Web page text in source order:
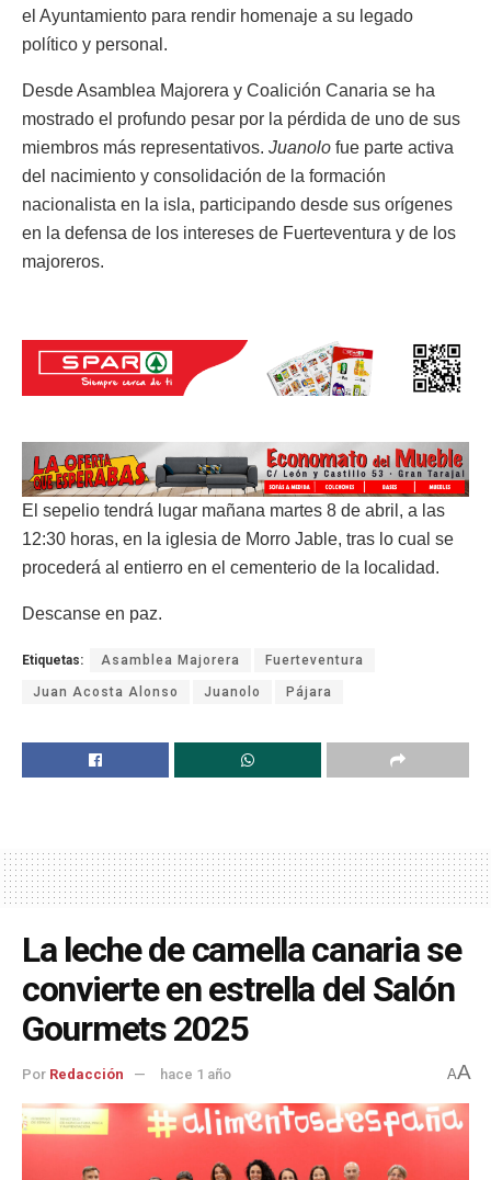
el Ayuntamiento para rendir homenaje a su legado
político y personal.
Desde Asamblea Majorera y Coalición Canaria se ha
mostrado el profundo pesar por la pérdida de uno de sus
miembros más representativos. Juanolo fue parte activa
del nacimiento y consolidación de la formación
nacionalista en la isla, participando desde sus orígenes
en la defensa de los intereses de Fuerteventura y de los
majoreros.
El sepelio tendrá lugar mañana martes 8 de abril, a las
12:30 horas, en la iglesia de Morro Jable, tras lo cual se
procederá al entierro en el cementerio de la localidad.
Descanse en paz.
Etiquetas: Asamblea Majorera Fuerteventura
Juan Acosta Alonso Juanolo Pájara
La leche de camella canaria se
convierte en estrella del Salón
Gourmets 2025
Por Redacción hace 1 año AA